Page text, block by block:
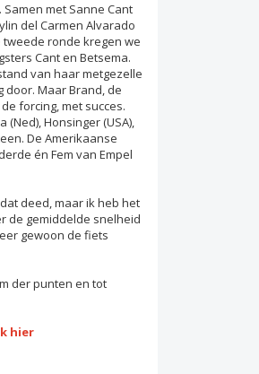
met Sanne Cant
del Carmen Alvarado
ronde kregen we
Cant en Betsema.
van haar metgezelle
door. Maar Brand, de
forcing, met succes.
Honsinger (USA),
De Amerikaanse
én Fem van Empel
deed, maar ik heb het
de gemiddelde snelheid
gewoon de fiets
der punten en tot
hier